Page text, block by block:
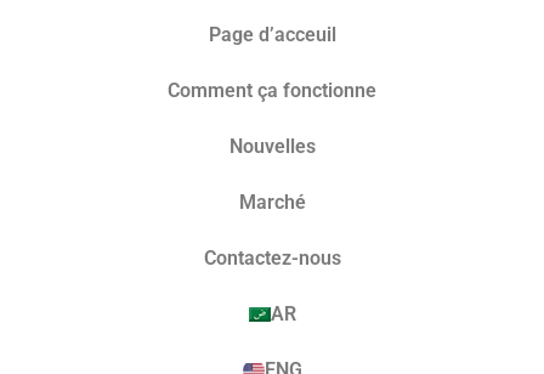
Page d’acceuil
Comment ça fonctionne
Nouvelles
Marché​
Contactez-nous
AR